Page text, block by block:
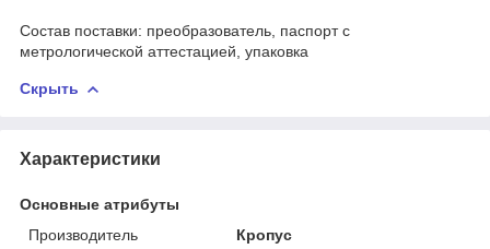
Состав поставки: преобразователь, паспорт с
метрологической аттестацией, упаковка
Скрыть
Характеристики
Основные атрибуты
Производитель
Кропус